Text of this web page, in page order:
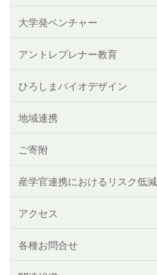
大学発ベンチャー
アントレプレナー教育
ひろしまバイオデザイン
地域連携
ご寄附
産学官連携におけるリスク低減
アクセス
各種お問合せ